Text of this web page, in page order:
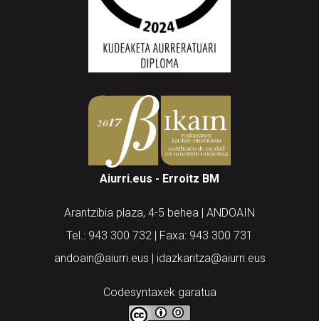
Aiurri.eus - Erroitz BM
Arantzibia plaza, 4-5 behea | ANDOAIN
Tel.: 943 300 732 | Faxa: 943 300 731
andoain@aiurri.eus | idazkaritza@aiurri.eus
Codesyntaxek garatua